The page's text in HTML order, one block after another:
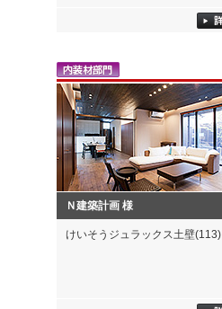
Ｎ建築計画 様
けいそうジュラックス土壁(113)